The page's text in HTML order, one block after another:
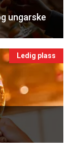
ungarske
Ledig plass